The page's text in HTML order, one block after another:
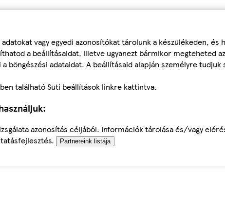
vagy egyedi azonosítókat tárolunk a készülékeden, és
a beállításaidat, illetve ugyanezt bármikor megteheted
adataidat. A beállításaid alapján személyre tudjuk
található Süti beállítások linkre kattintva.
azonosítás céljából. Információk tárolása és/vagy
Partnereink listája